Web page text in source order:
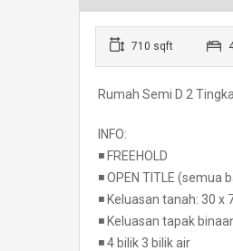
710 sqft
Rumah Semi D 2
INFO:
◾ FREEHOLD
◾ OPEN TITLE (semua
◾ Keluasan tanah: 30 x
◾ Keluasan tapak
◾ 4 bilik 3 bilik air